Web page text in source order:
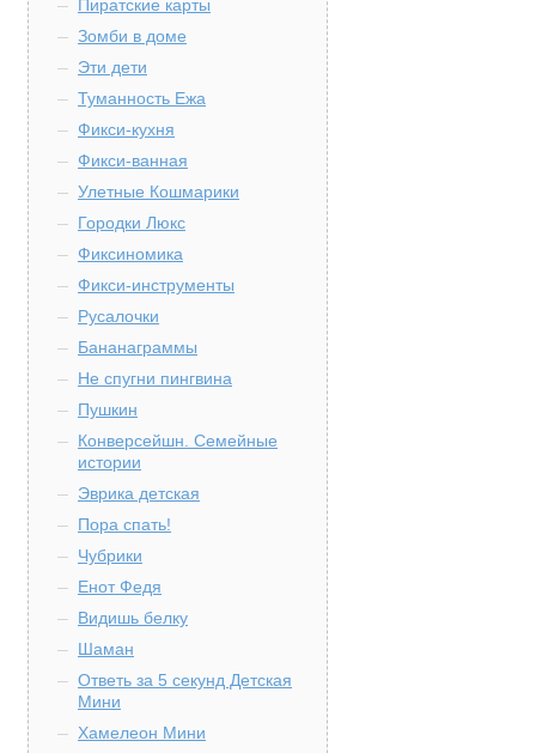
Пиратские карты
Зомби в доме
Эти дети
Туманность Ежа
Фикси-кухня
Фикси-ванная
Улетные Кошмарики
Городки Люкс
Фиксиномика
Фикси-инструменты
Русалочки
Бананаграммы
Не спугни пингвина
Пушкин
Конверсейшн. Семейные
истории
Эврика детская
Пора спать!
Чубрики
Енот Федя
Видишь белку
Шаман
Ответь за 5 секунд Детская
Мини
Хамелеон Мини